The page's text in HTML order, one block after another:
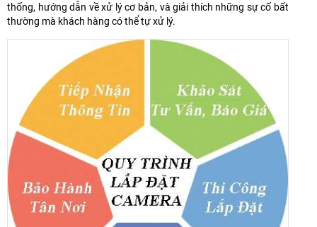
thống, hướng dẫn về xử lý cơ bản, và giải thích những sự cố bất
thường mà khách hàng có thể tự xử lý.